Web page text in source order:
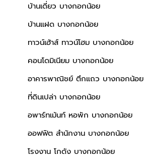
บ้านเดี่ยว บางกอกน้อย
บ้านแฝด บางกอกน้อย
ทาวน์เฮ้าส์ ทาวน์โฮม บางกอกน้อย
คอนโดมิเนียม บางกอกน้อย
อาคารพาณิชย์ ตึกแถว บางกอกน้อย
ที่ดินเปล่า บางกอกน้อย
อพาร์ทเม้นท์ หอพัก บางกอกน้อย
ออฟฟิต สำนักงาน บางกอกน้อย
โรงงาน โกดัง บางกอกน้อย